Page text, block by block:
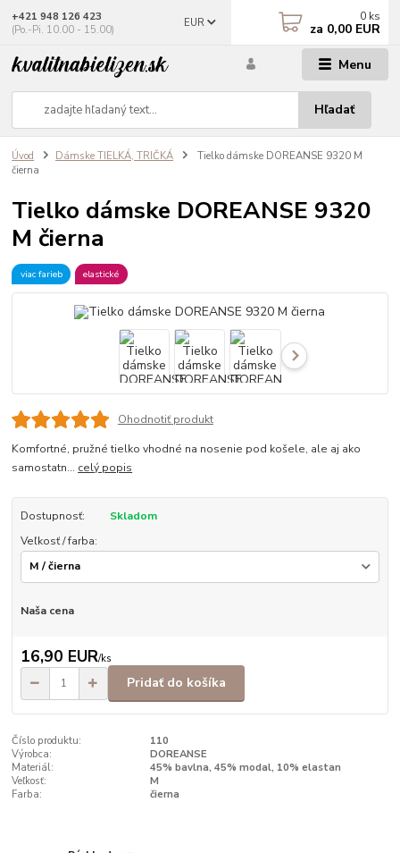
Menu
EUR
Hľadať
+421 948 126 423
(Po.-Pi. 10.00 - 15.00)
0 ks
za 0,00 EUR
Úvod Dámske TIELKÁ, TRIČKÁ
Tielko dámske DOREANSE 9320 M
čierna
Tielko dámske DOREANSE 9320
M čierna
viac farieb elastické
Ohodnotiť produkt
Komfortné, pružné tielko vhodné na nosenie pod košele, ale aj ako
samostatn... celý popis
Dostupnosť:
Skladom
Veľkosť / farba:
Naša cena
16,90 EUR/ks
Pridať do košíka
Číslo produktu:
110
Výrobca:
DOREANSE
Materiál:
45% bavlna, 45% modal, 10% elastan
Veľkosť:
M
Farba:
čierna